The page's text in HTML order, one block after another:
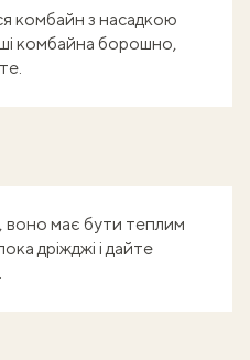
комбайн з насадкою
комбайна борошно,
воно має бути теплим
дріжджі і дайте